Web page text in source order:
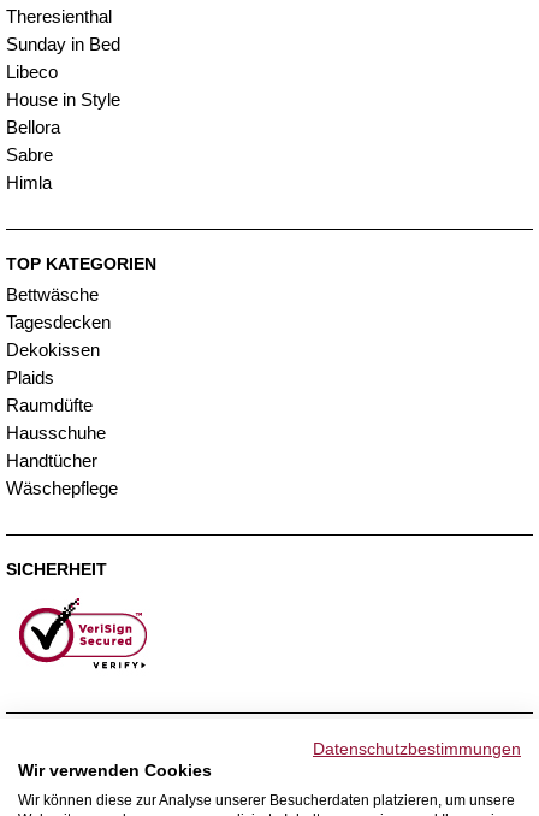
Theresienthal
Sunday in Bed
Libeco
House in Style
Bellora
Sabre
Himla
TOP KATEGORIEN
Bettwäsche
Tagesdecken
Dekokissen
Plaids
Raumdüfte
Hausschuhe
Handtücher
Wäschepflege
SICHERHEIT
Datenschutzbestimmungen
Wir verwenden Cookies
Wir können diese zur Analyse unserer Besucherdaten platzieren, um unsere